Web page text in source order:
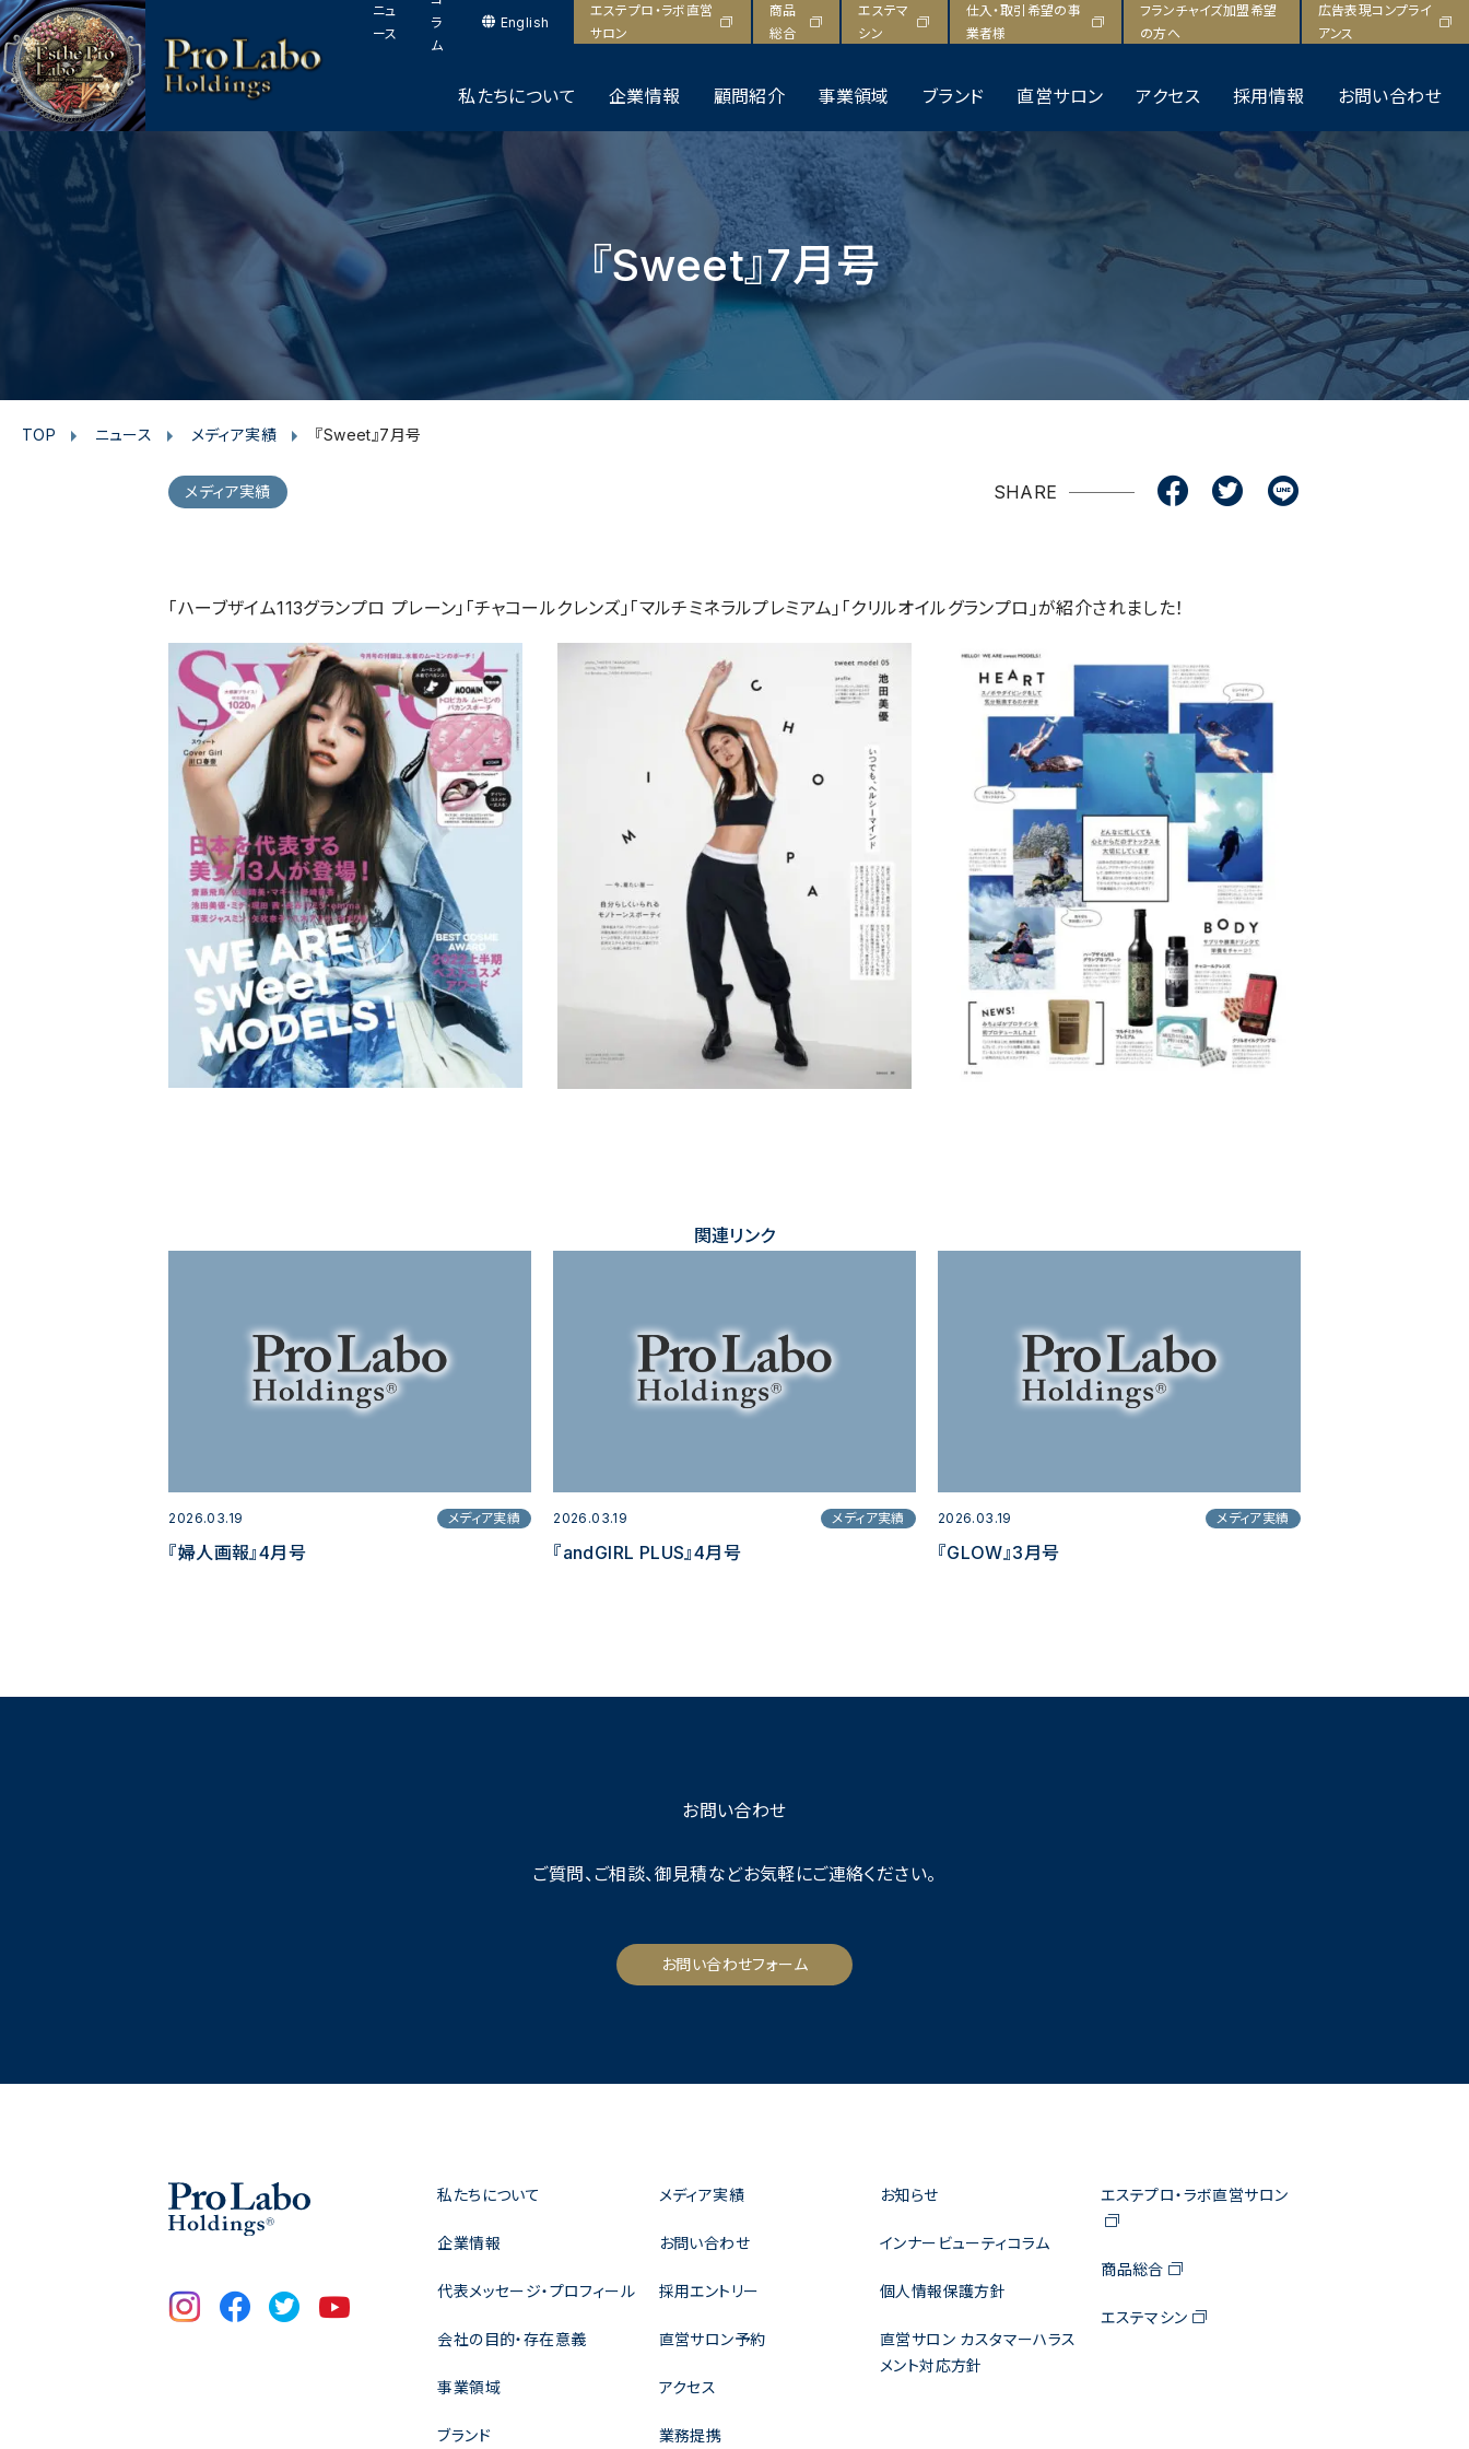
このページの本文へ
私たちについて 企業情報 顧問紹介 事業領域 ブランド 直営サロン アクセス 採用情報 お問い合わせ
ニュ
ース
ラ
ム
English
エステプロ・ラボ直営
サロン
商品
総合
エステマ
シン
仕入・取引希望の事
業者様
フランチャイズ加盟希望
の方へ
広告表現コンプライ
アンス
『Sweet』7月号
TOP ニュース メディア実績 『Sweet』7月号
SHARE
a
e
b
o
w
t
t
e
r
i
e
メディア実績
「ハーブザイム113グランプロ プレーン」「チャコールクレンズ」「マルチミネラルプレミアム」「クリルオイルグランプロ」が紹介されました！
関連リンク
2026.03.19 メディア実績
『婦人画報』4月号
2026.03.19 メディア実績
『andGIRL PLUS』4月号
2026.03.19 メディア実績
『GLOW』3月号
お問い合わせ
ご質問、ご相談、御見積などお気軽にご連絡ください。
お問い合わせフォーム
p
a
g
e
t
o
p
私たちについて
企業情報
代表メッセージ・プロフィール
会社の目的・存在意義
事業領域
ブランド
メディア実績
お問い合わせ
採用エントリー
直営サロン予約
アクセス
業務提携
お知らせ
インナービューティコラム
個人情報保護方針
直営サロン カスタマーハラス
メント対応方針
エステプロ・ラボ直営サロン
商品総合
エステマシン
n
s
t
a
c
e
b
o
k
i
t
e
r
u
e